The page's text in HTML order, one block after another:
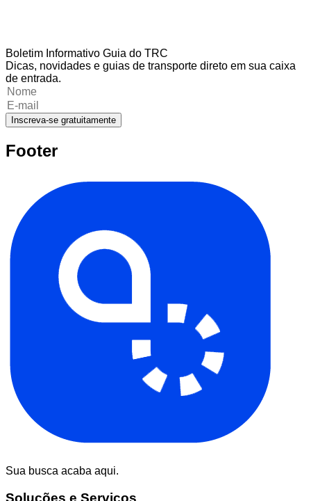
Boletim Informativo Guia do TRC
Dicas, novidades e guias de transporte direto em sua caixa
de entrada.
Inscreva-se gratuitamente
Footer
Sua busca acaba aqui.
Soluções e Serviços